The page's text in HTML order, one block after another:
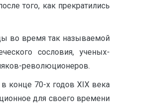
того, как прекратились
во время так называемой
сословия, ученых-
революционеров.
конце 70-х годов XIX века
для своего времени